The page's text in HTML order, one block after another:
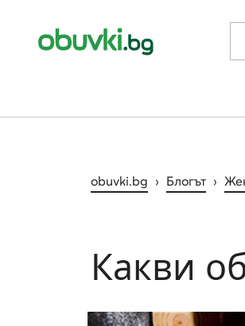
obuvki.bg › Блогът ›
Какви